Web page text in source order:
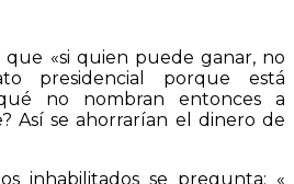
que «si quien puede ganar, no
presidencial porque está
no nombran entonces a
Así se ahorrarían el dinero de
inhabilitados se pregunta: «